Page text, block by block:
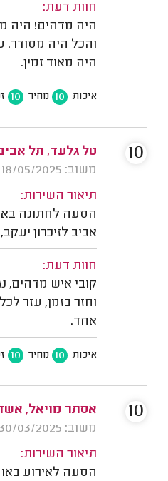
חוות דעת:
היה מדהים! היה
והכל היה מסודר.
היה מאוד זמין.
איכות 10 מחיר 10
טל גלעד, תל
משוב: 18/05/2025
תיאור השירות:
אביב לזיכרון
חוות דעת:
קובי איש מדהים,
וחזר בזמן, עזר
אחד.
איכות 10 מחיר 10
10
אסתר מויאל,
משוב: 30/03/2025
תיאור השירות:
הסעה לאירוע
10